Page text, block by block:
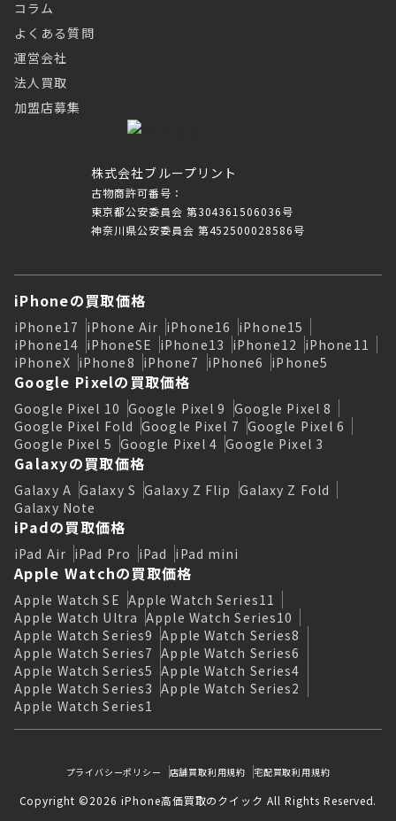
株式会社ブループリント
古物商許可番号：
東京都公安委員会 第304361506036号
神奈川県公安委員会 第452500028586号
コラム
よくある質問
運営会社
法人買取
加盟店募集
iPhoneの買取価格
iPhone17 iPhone Air iPhone16 iPhone15
iPhone14 iPhoneSE iPhone13 iPhone12 iPhone11
iPhoneX iPhone8 iPhone7 iPhone6 iPhone5
Google Pixelの買取価格
Google Pixel 10 Google Pixel 9 Google Pixel 8
Google Pixel Fold Google Pixel 7 Google Pixel 6
Google Pixel 5 Google Pixel 4 Google Pixel 3
Galaxyの買取価格
Galaxy A Galaxy S Galaxy Z Flip Galaxy Z Fold
Galaxy Note
iPadの買取価格
iPad Air iPad Pro iPad iPad mini
Apple Watchの買取価格
Apple Watch SE Apple Watch Series11
Apple Watch Ultra Apple Watch Series10
Apple Watch Series9 Apple Watch Series8
Apple Watch Series7 Apple Watch Series6
Apple Watch Series5 Apple Watch Series4
Apple Watch Series3 Apple Watch Series2
Apple Watch Series1
プライバシーポリシー 店舗買取利用規約 宅配買取利用規約
Copyright ©2026 iPhone高価買取のクイック All Rights Reserved.